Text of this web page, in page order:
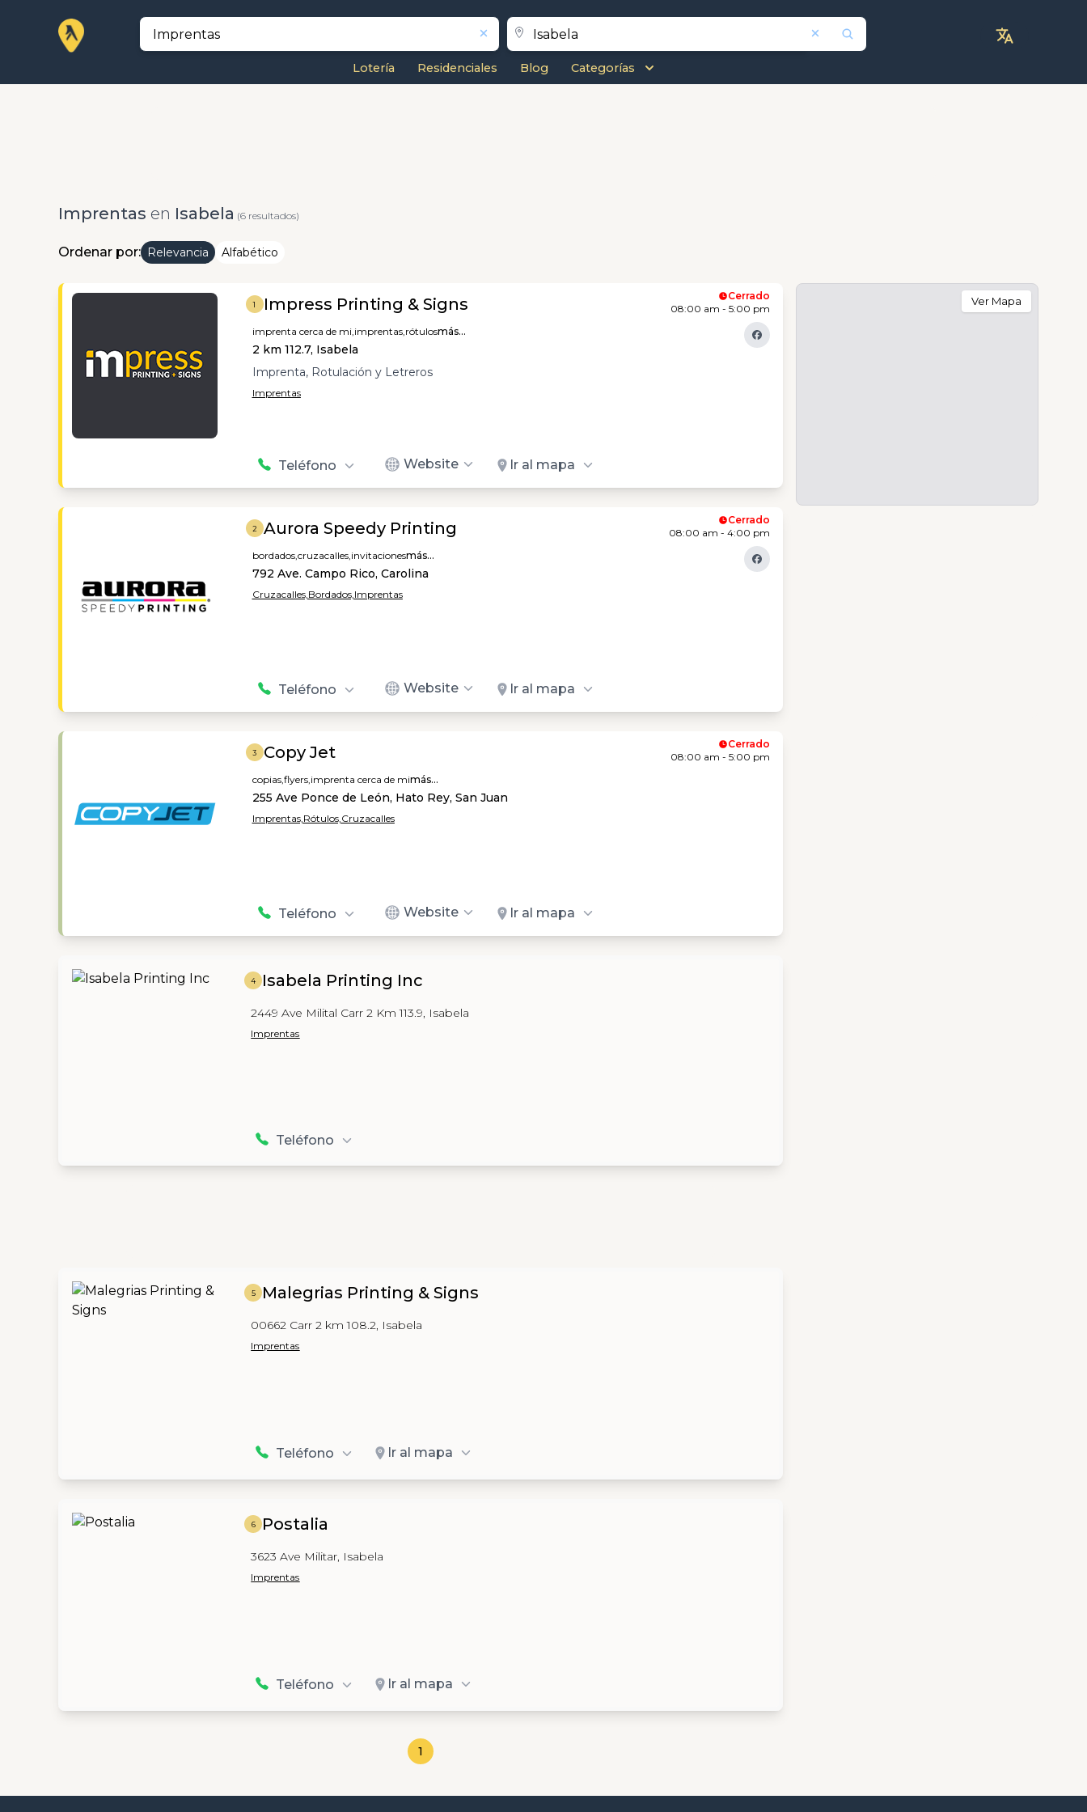
Lotería Residenciales Blog Categorías
Imprentas en Isabela (6 resultados)
Ordenar por: Relevancia Alfabético
1 Impress Printing & Signs
imprenta cerca de mi,imprentas,rótulosmás...
2 km 112.7, Isabela
Imprenta, Rotulación y Letreros
Imprentas
Teléfono Website Ir al mapa
Cerrado
08:00 am - 5:00 pm
2 Aurora Speedy Printing
bordados,cruzacalles,invitacionesmás...
792 Ave. Campo Rico, Carolina
Cruzacalles,Bordados,Imprentas
Teléfono Website Ir al mapa
Cerrado
08:00 am - 4:00 pm
3 Copy Jet
copias,flyers,imprenta cerca de mimás...
255 Ave Ponce de León, Hato Rey, San Juan
Imprentas,Rótulos,Cruzacalles
Teléfono Website Ir al mapa
Cerrado
08:00 am - 5:00 pm
4 Isabela Printing Inc
2449 Ave Milital Carr 2 Km 113.9, Isabela
Imprentas
Teléfono
5 Malegrias Printing & Signs
00662 Carr 2 km 108.2, Isabela
Imprentas
Teléfono Ir al mapa
6 Postalia
3623 Ave Militar, Isabela
Imprentas
Teléfono Ir al mapa
1
Ver Mapa